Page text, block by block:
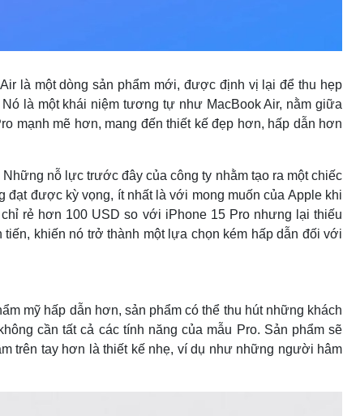
là một dòng sản phẩm mới, được định vị lại để thu hẹp
là một khái niệm tương tự như MacBook Air, nằm giữa
mạnh mẽ hơn, mang đến thiết kế đẹp hơn, hấp dẫn hơn
nỗ lực trước đây của công ty nhằm tạo ra một chiếc
được kỳ vọng, ít nhất là với mong muốn của Apple khi
rẻ hơn 100 USD so với iPhone 15 Pro nhưng lại thiếu
khiến nó trở thành một lựa chọn kém hấp dẫn đối với
mỹ hấp dẫn hơn, sản phẩm có thể thu hút những khách
cần tất cả các tính năng của mẫu Pro. Sản phẩm sẽ
trên tay hơn là thiết kế nhẹ, ví dụ như những người hâm